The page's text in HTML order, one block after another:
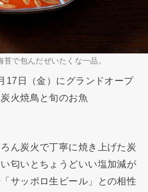
で包んだぜいたくな一品。
日（金）にグランドオープ
火焼鳥と旬のお魚
ん炭火で丁寧に焼き上げた炭
匂いとちょうどいい塩加減が
サッポロ生ビール」との相性